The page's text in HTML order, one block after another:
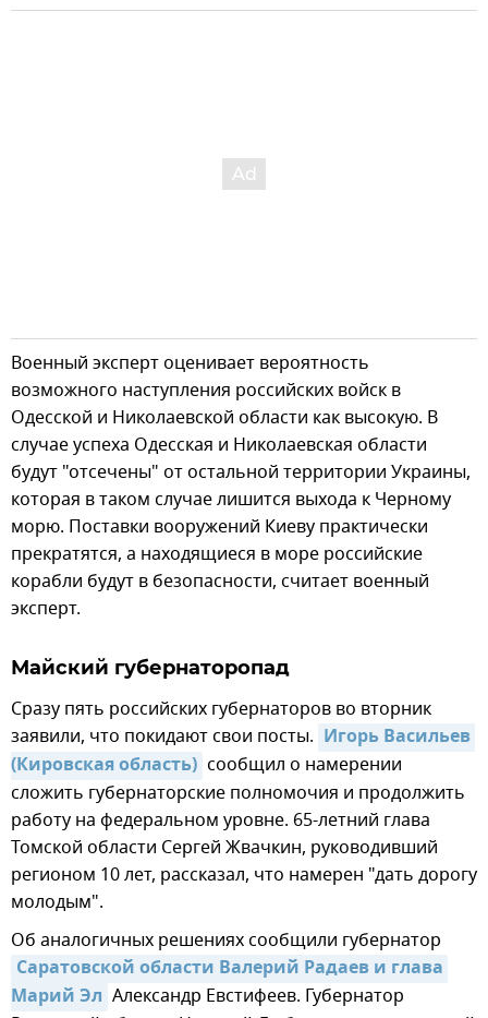
Военный эксперт оценивает вероятность
возможного наступления российских войск в
Одесской и Николаевской области как высокую. В
случае успеха Одесская и Николаевская области
будут "отсечены" от остальной территории Украины,
которая в таком случае лишится выхода к Черному
морю. Поставки вооружений Киеву практически
прекратятся, а находящиеся в море российские
корабли будут в безопасности, считает военный
эксперт.
Майский губернаторопад
Сразу пять российских губернаторов во вторник
заявили, что покидают свои посты. Игорь Васильев
(Кировская область) сообщил о намерении
сложить губернаторские полномочия и продолжить
работу на федеральном уровне. 65-летний глава
Томской области Сергей Жвачкин, руководивший
регионом 10 лет, рассказал, что намерен "дать дорогу
молодым".
Об аналогичных решениях сообщили губернатор
Саратовской области Валерий Радаев и глава
Марий Эл Александр Евстифеев. Губернатор